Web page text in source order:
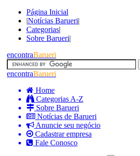
Página Inicial
|Notícias Barueri|
Categorias|
Sobre Barueri|
encontraBarueri
encontraBarueri
Home
Categorias A-Z
Sobre Barueri
Notícias de Barueri
Anuncie seu negócio
Cadastrar empresa
Fale Conosco